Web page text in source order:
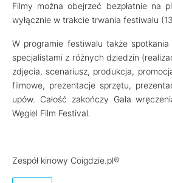
Filmy można obejrzeć bezpłatnie na
wyłącznie w trakcie trwania festiwalu
W programie festiwalu także
specjalistami z różnych dziedzin
zdjęcia, scenariusz, produkcja,
filmowe, prezentacje sprzętu,
upów. Całość zakończy Gala
Węgiel Film Festival.
Zespół kinowy Coigdzie.pl®